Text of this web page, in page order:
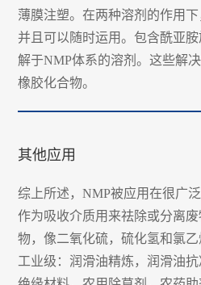
薄膜注塑。在两种溶剂的作用下
并且可以随时运用。包含酰亚
解于NMP体系的溶剂。这些解
橡胶化合物。
其他应用
综上所述，NMP被应用在很广
作为吸收介质用来祛除或分离
物，像二氧化硫，硫化氢和氯乙
工业级：润滑油精炼，润滑油